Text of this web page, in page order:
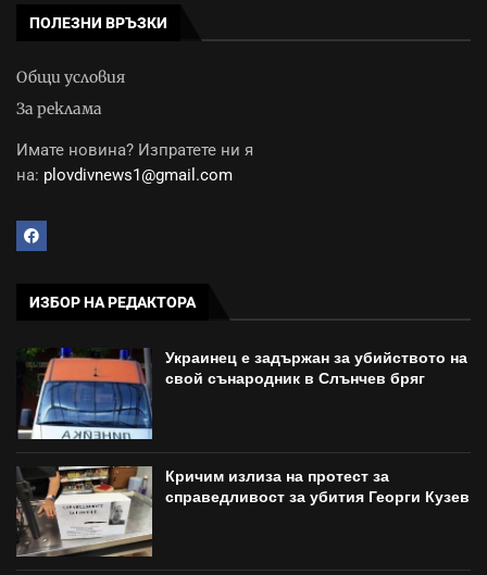
ПОЛЕЗНИ ВРЪЗКИ
Общи условия
За реклама
Имате новина? Изпратете ни я
на: plovdivnews1@gmail.com
ИЗБОР НА РЕДАКТОРА
Украинец е задържан за убийството на
свой сънародник в Слънчев бряг
Кричим излиза на протест за
справедливост за убития Георги Кузев